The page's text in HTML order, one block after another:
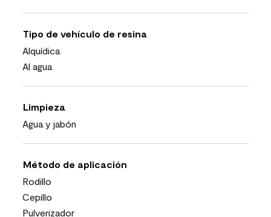
Tipo de vehículo de resina
Alquídica
Al agua
Limpieza
Agua y jabón
Método de aplicación
Rodillo
Cepillo
Pulverizador